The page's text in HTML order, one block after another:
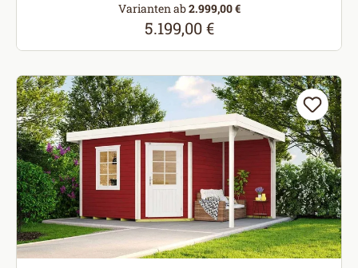
Varianten ab2.999,00 €
Regulärer Preis:
5.199,00 €